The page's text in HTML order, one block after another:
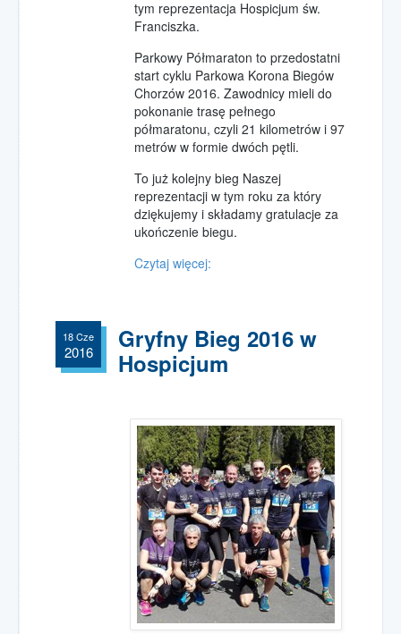
tym reprezentacja Hospicjum św.
Franciszka.
Parkowy Półmaraton to przedostatni
start cyklu Parkowa Korona Biegów
Chorzów 2016. Zawodnicy mieli do
pokonanie trasę pełnego
półmaratonu, czyli 21 kilometrów i 97
metrów w formie dwóch pętli.
To już kolejny bieg Naszej
reprezentacji w tym roku za który
dziękujemy i składamy gratulacje za
ukończenie biegu.
Czytaj więcej:
Gryfny Bieg 2016 w
Hospicjum
18 Cze
2016